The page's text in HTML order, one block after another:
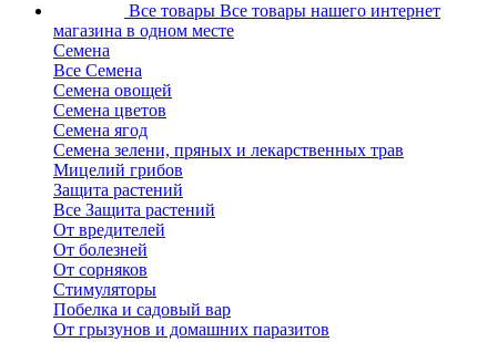
Все товары Все товары нашего интернет
магазина в одном месте
Семена
Все Семена
Семена овощей
Семена цветов
Семена ягод
Семена зелени, пряных и лекарственных трав
Мицелий грибов
Защита растений
Все Защита растений
От вредителей
От болезней
От сорняков
Стимуляторы
Побелка и садовый вар
От грызунов и домашних паразитов